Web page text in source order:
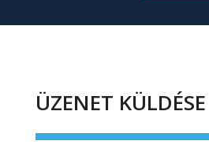
ÜZENET KÜLDÉSE